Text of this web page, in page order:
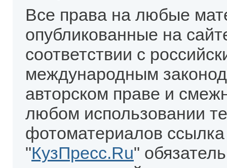
Все права на любые
опубликованные на
соответствии с
международным
авторском праве и
любом использовании
фотоматериалов
"КузПресс.Ru"